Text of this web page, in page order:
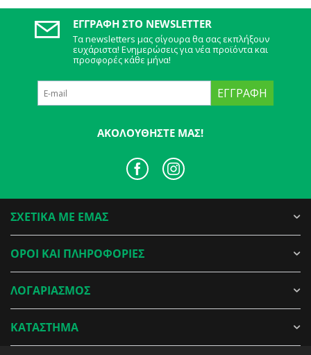
ΕΓΓΡΑΦΉ ΣΤΟ NEWSLETTER
Τα newsletters μας σίγουρα θα σας εκπλήξουν
ευχάριστα! Ενημερώσεις για νέα προϊόντα και
προσφορές κάθε μήνα!
ΕΓΓΡΑΦΉ
ΑΚΟΛΟΥΘΉΣΤΕ ΜΑΣ!
ΣΧΕΤΙΚΑ ΜΕ ΕΜΑΣ
ΟΡΟΙ ΚΑΙ ΠΛΗΡΟΦΟΡΙΕΣ
ΛΟΓΑΡΙΑΣΜΟΣ
ΚΑΤΑΣΤΗΜΑ